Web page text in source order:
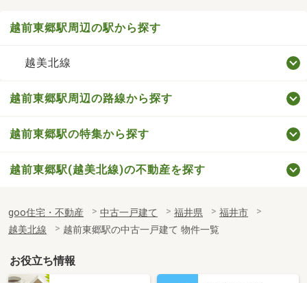
越前東郷駅周辺の駅から探す
越美北線
越前東郷駅周辺の路線から探す
越前東郷駅の特集から探す
越前東郷駅(越美北線)の不動産を探す
goo住宅・不動産 中古一戸建て 福井県
福井市
越美北線
越前東郷駅の中古一戸建て 物件一覧
お役立ち情報